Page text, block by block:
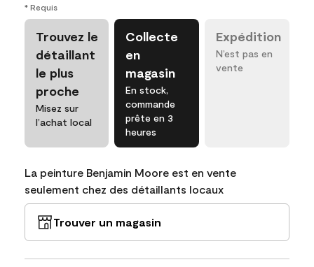
* Requis
Trouvez le
détaillant
le plus
proche
Misez sur
l’achat local
Collecte
en
magasin
En stock,
commande
prête en 3
heures
Expédition
N’est pas en
vente
La peinture Benjamin Moore est en vente
seulement chez des détaillants locaux
Trouver un magasin